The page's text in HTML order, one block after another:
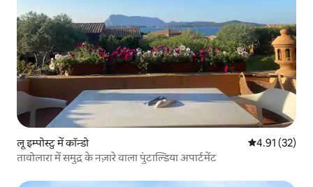
लू इम्पोस्टु में कॉन्डो औसत रेटिंग 5 में
4.91 (32)
तावोलारा में समुद्र के नज़ारे वाला पुंटाल्डिया अपार्टमेंट